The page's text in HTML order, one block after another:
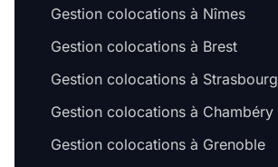
Gestion colocations à Nîmes
Gestion colocations à Brest
Gestion colocations à Strasbourg
Gestion colocations à Chambéry
Gestion colocations à Grenoble